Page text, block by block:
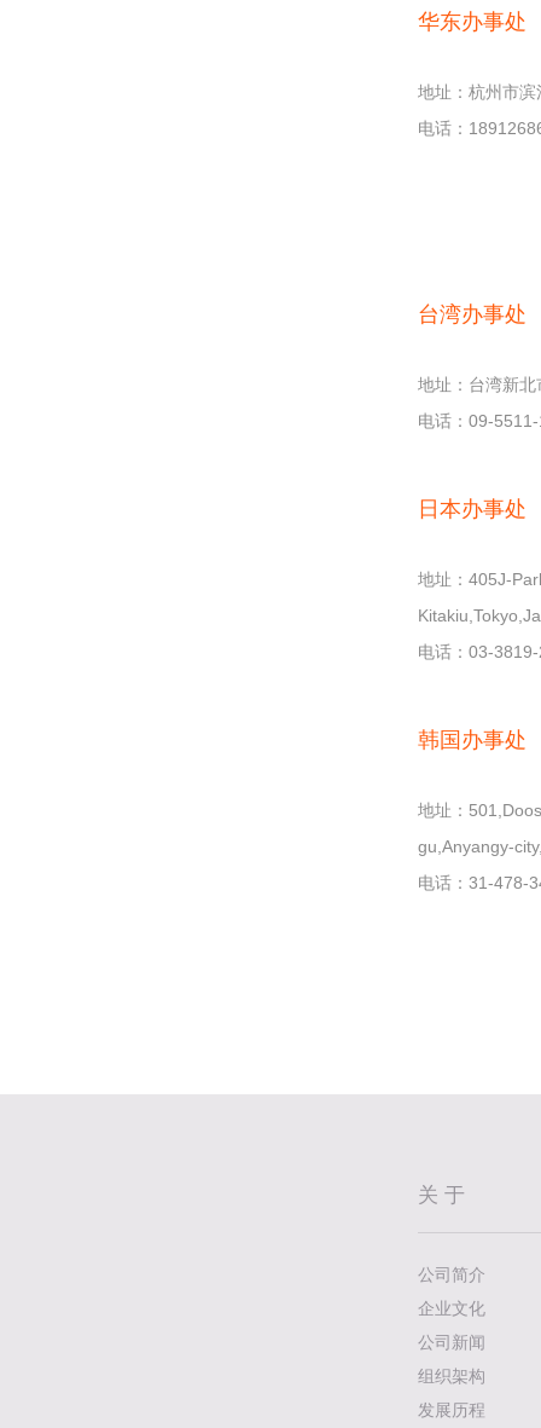
华东办事处
地址：杭州市
电话：
台湾办事处
地址：台湾新
电话：09-
日本办事处
地址：405J-
电话：03-
韩国办事处
地址：
gu,Anyangy-
电话：31-478-
关 于
公司简介
企业文化
公司新闻
组织架构
发展历程